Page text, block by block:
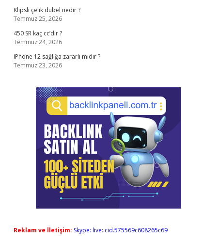
Klipsli çelik dübel nedir ?
Temmuz 25, 2026
450 SR kaç cc’dir ?
Temmuz 24, 2026
iPhone 12 sağlığa zararlı mıdır ?
Temmuz 23, 2026
Reklam ve İletişim: Skype: live:.cid.575569c608265c69